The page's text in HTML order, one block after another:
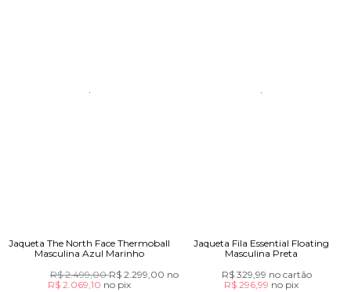
Jaqueta The North Face Thermoball
Masculina Azul Marinho
R$ 2.499,00R$ 2.299,00 no cartão
R$ 2.069,10 no pix
Jaqueta Fila Essential Floating
Masculina Preta
R$ 329,99 no cartão
R$ 296,99 no pix